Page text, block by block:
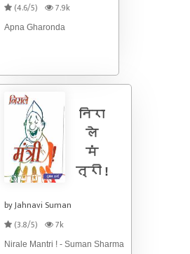
(4.6/5)
7.9k
Apna Gharonda
निरा
ले
मं
त्री !
by Jahnavi Suman
(3.8/5)
7k
Nirale Mantri ! - Suman Sharma